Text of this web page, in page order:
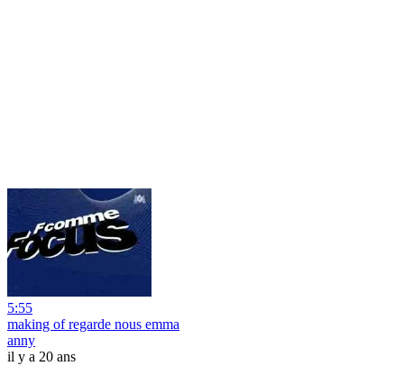
5:55
making of regarde nous emma
anny
il y a 20 ans